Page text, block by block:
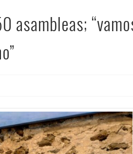
asambleas;